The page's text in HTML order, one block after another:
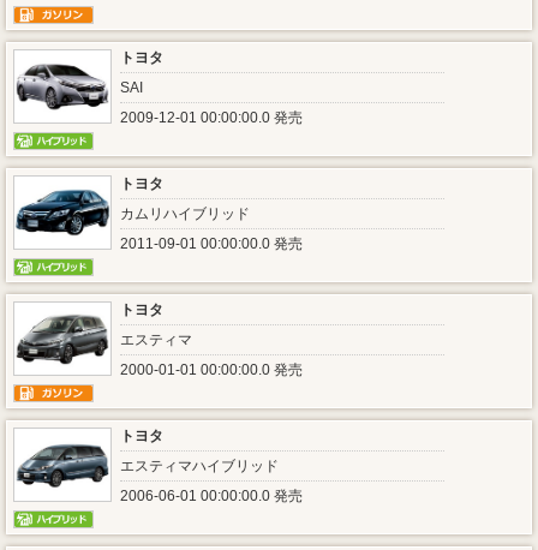
トヨタ
SAI
2009-12-01 00:00:00.0 発売
トヨタ
カムリハイブリッド
2011-09-01 00:00:00.0 発売
トヨタ
エスティマ
2000-01-01 00:00:00.0 発売
トヨタ
エスティマハイブリッド
2006-06-01 00:00:00.0 発売